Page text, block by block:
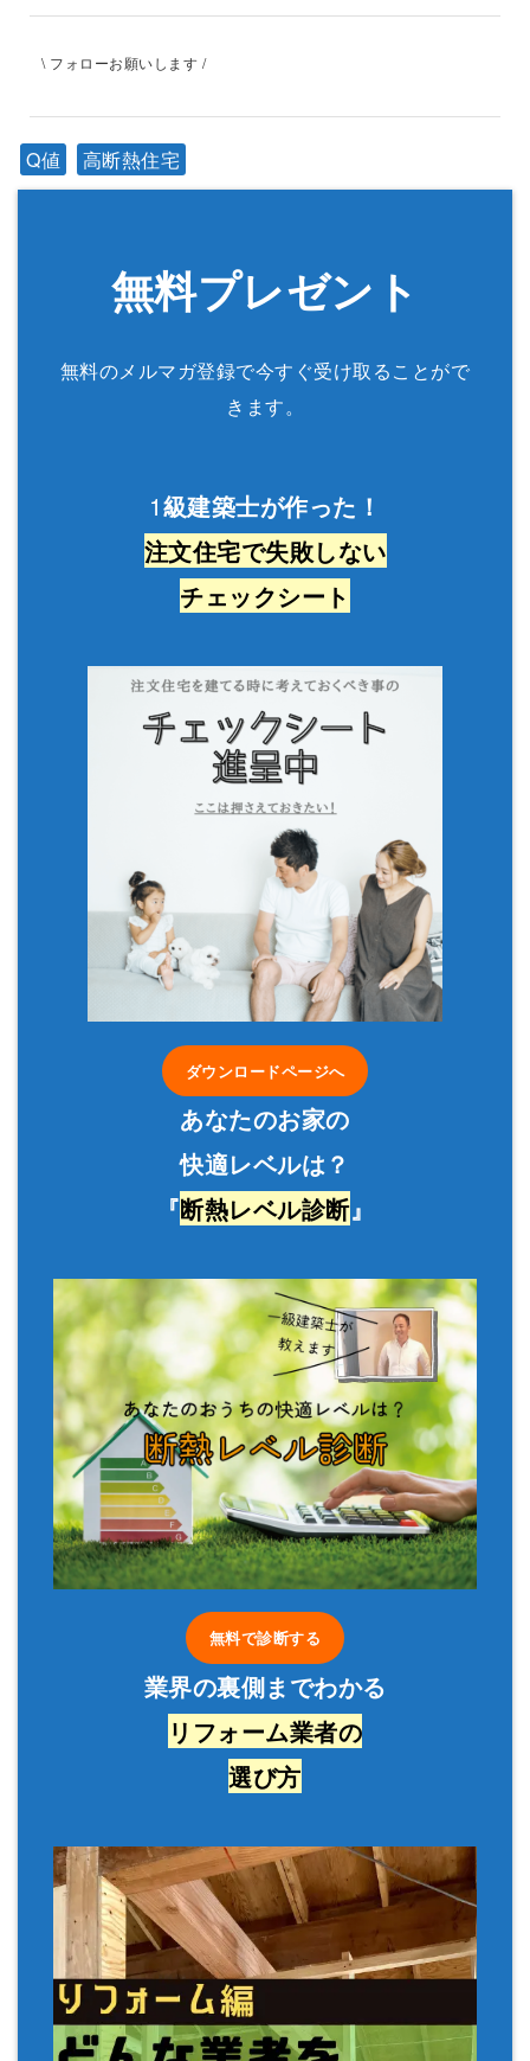
\ フォローお願いします /
Q値 高断熱住宅
無料プレゼント
無料のメルマガ登録で今すぐ受け取ることがで
きます。
1級建築士が作った！
注文住宅で失敗しない
チェックシート
ダウンロードページへ
あなたのお家の
快適レベルは？
『断熱レベル診断』
無料で診断する
業界の裏側までわかる
リフォーム業者の
選び方